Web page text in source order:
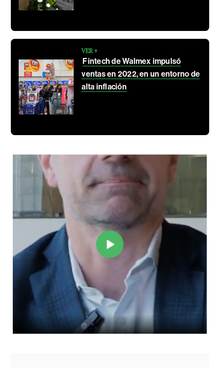
VER +
Fintech de Walmex impulsó
ventas en 2022, en un entorno de
alta inflación